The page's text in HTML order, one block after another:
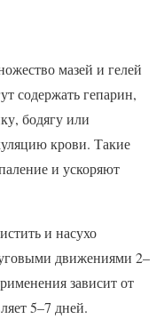
мазей и гелей
содержать гепарин,
бодягу или
крови. Такие
и ускоряют
и насухо
движениями 2–
зависит от
5–7 дней.